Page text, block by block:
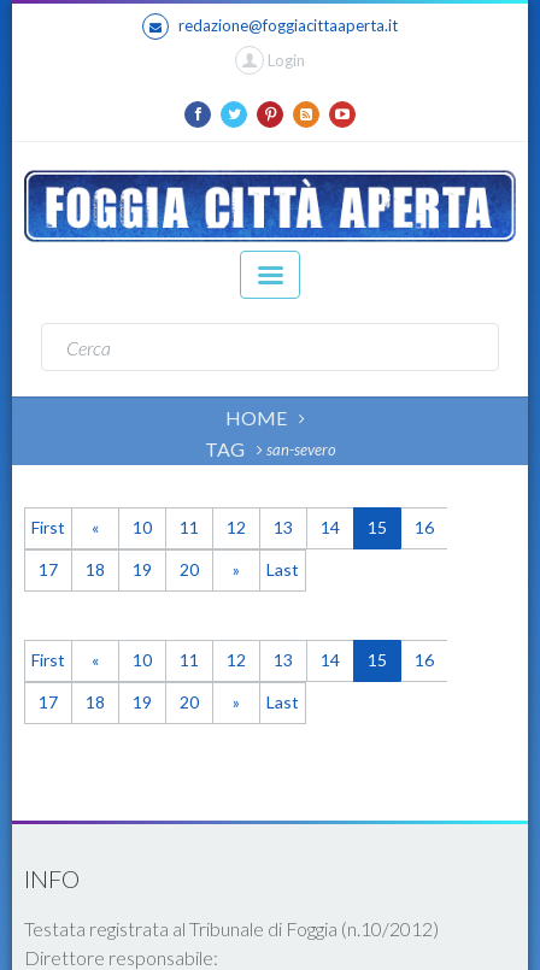
redazione@foggiacittaaperta.it
Login
HOME
TAG
san-severo
First « 10 11 12 13 14 15 16
17 18 19 20 » Last
First « 10 11 12 13 14 15 16
17 18 19 20 » Last
INFO
Testata registrata al Tribunale di Foggia (n.10/2012)
Direttore responsabile: